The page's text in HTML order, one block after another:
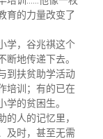
育的力量改变了
学，谷兆祺这个
地传递下去。
到扶贫助学活动
培训；有的已在
的贫困生。
人的记忆里，
及时，甚至无需